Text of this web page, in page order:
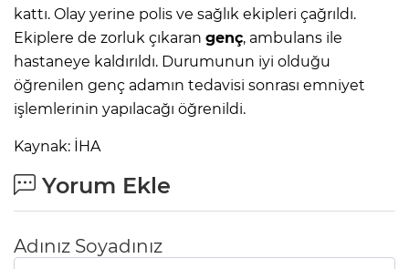
kattı. Olay yerine polis ve sağlık ekipleri çağrıldı.
Ekiplere de zorluk çıkaran genç, ambulans ile
hastaneye kaldırıldı. Durumunun iyi olduğu
öğrenilen genç adamın tedavisi sonrası emniyet
işlemlerinin yapılacağı öğrenildi.
Kaynak: İHA
Yorum Ekle
Adınız Soyadınız